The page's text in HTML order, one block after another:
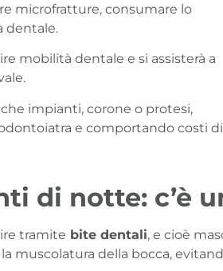
microfratture, consumare lo
dentale.
mobilità dentale e si assisterà a
impianti, corone o protesi,
e comportando costi di
di notte: c’è
tramite bite dentali, e cioè
la muscolatura della bocca,